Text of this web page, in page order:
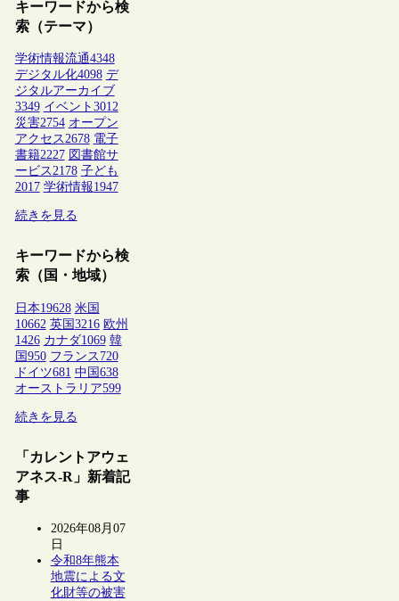
キーワードから検
索（テーマ）
学術情報流通4348
デジタル化4098 デ
ジタルアーカイブ
3349 イベント 3012
災害2754 オープン
アクセス2678 電子
書籍2227 図書館サ
ービス2178 子ども
2017 学術情報1947
続きを見る
キーワードから検
索（国・地域）
日本19628 米国
10662 英国 3216 欧州
1426 カナダ1069 韓
国 950 フランス 720
ドイツ681 中国 638
オーストラリア599
続きを見る
「カレントアウェ
アネス-R」新着記
事
2026年08月07
日
令和8年熊本
地震による文
化財等の被害